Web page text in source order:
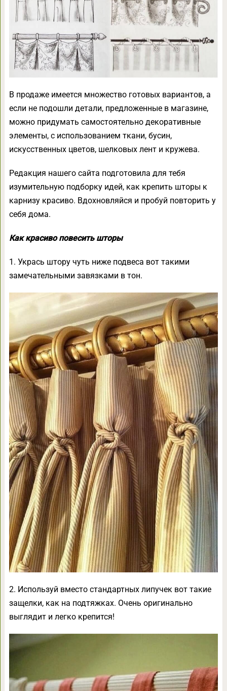
В продаже имеется множество готовых вариантов, а
если не подошли детали, предложенные в магазине,
можно придумать самостоятельно декоративные
элементы, с использованием ткани, бусин,
искусственных цветов, шелковых лент и кружева.
Редакция нашего сайта подготовила для тебя
изумительную подборку идей, как крепить шторы к
карнизу красиво. Вдохновляйся и пробуй повторить у
себя дома.
Как красиво повесить шторы
1. Укрась штору чуть ниже подвеса вот такими
замечательными завязками в тон.
2. Используй вместо стандартных липучек вот такие
защелки, как на подтяжках. Очень оригинально
выглядит и легко крепится!